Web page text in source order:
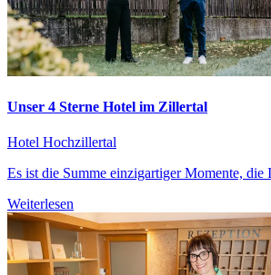
Unser 4 Sterne Hotel im Zillertal
Hotel Hochzillertal
Es ist die Summe einzigartiger Momente, die
Weiterlesen